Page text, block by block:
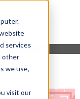
services
other
we use,
visit our